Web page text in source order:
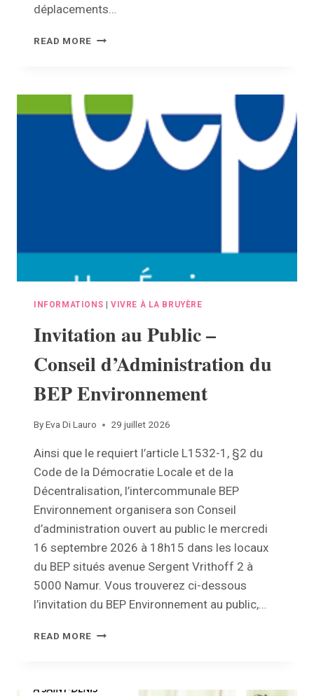
déplacements…
READ MORE NOUVEAU
–
DISPOSITIF
COMMUNAL
DE
POUR
INFORMATIONS | VIVRE À LA BRUYÈRE
Invitation au Public –
Conseil d’Administration du
BEP Environnement
ByEva Di Lauro 29 juillet 2026
Ainsi que le requiert l’article L1532-1, §2 du
Code de la Démocratie Locale et de la
Décentralisation, l’intercommunale BEP
Environnement organisera son Conseil
d’administration ouvert au public le mercredi
16 septembre 2026 à 18h15 dans les locaux
du BEP situés avenue Sergent Vrithoff 2 à
5000 Namur. Vous trouverez ci-dessous
l’invitation du BEP Environnement au public,…
READ MORE INVITATION
CONSEIL